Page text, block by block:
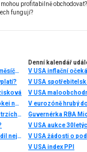
mohou profitabilně
fungují?
🚀 FXstreet.cz & eToro přinášejí exkluzivní akci: Získejte 6měsíční členství ve VIP zóně ZDARMA
Léto v plném proudu, trhy také: Top 3 obchody traderů Fintokei na indexech a zlatě
Chamtivost a strach: Největší cenové pohyby na finančních trzích (červenec 2026)
Stvořil elitní klub, kde Ameriku obral o 65 miliard. Madoff řídil největší Ponzi dějin
Denní kalendář
V USA inflační
V USA
V USA
V eurozóně hrubý
Guvernérka RBA
V USA aukce
V USA žádosti o
V USA index PPI